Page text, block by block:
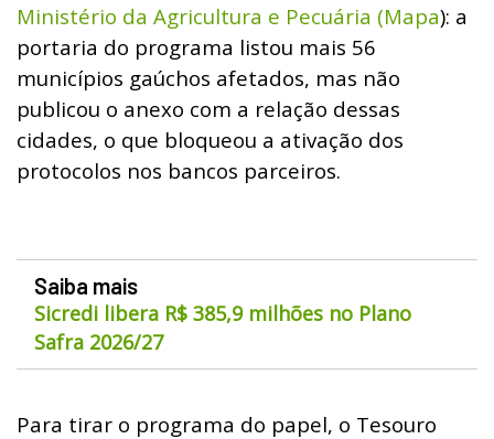
Ministério da Agricultura e Pecuária (Mapa): a
portaria do programa listou mais 56
municípios gaúchos afetados, mas não
publicou o anexo com a relação dessas
cidades, o que bloqueou a ativação dos
protocolos nos bancos parceiros.
Saiba mais
Sicredi libera R$ 385,9 milhões no Plano
Safra 2026/27
Para tirar o programa do papel, o Tesouro